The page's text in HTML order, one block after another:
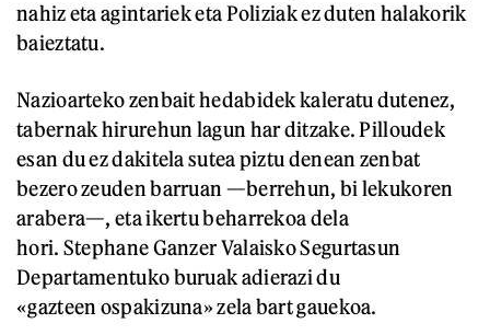
nahiz eta agintariek eta Poliziak ez duten halakorik
baieztatu.
Nazioarteko zenbait hedabidek kaleratu dutenez,
tabernak hirurehun lagun har ditzake. Pilloudek
esan du ez dakitela sutea piztu denean zenbat
bezero zeuden barruan —berrehun, bi lekukoren
arabera—, eta ikertu beharrekoa dela
hori. Stephane Ganzer Valaisko Segurtasun
Departamentuko buruak adierazi du
«gazteen ospakizuna» zela bart gauekoa.